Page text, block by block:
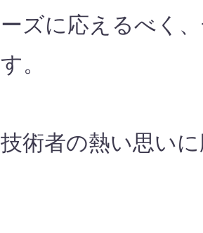
ーズに応えるべく
す。
技術者の熱い思い